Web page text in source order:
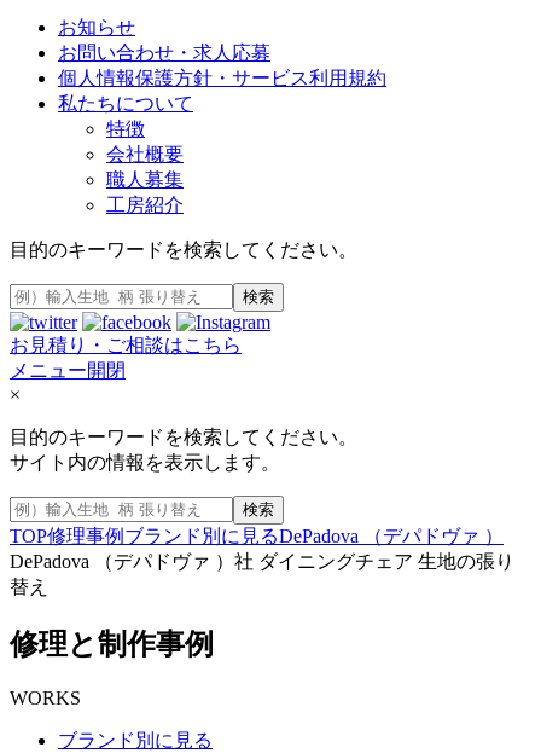
お知らせ
お問い合わせ・求人応募
個人情報保護方針・サービス利用規約
私たちについて
特徴
会社概要
職人募集
工房紹介
目的のキーワードを検索してください。
検索
お見積り・ご相談はこちら
メニュー開閉
×
目的のキーワードを検索してください。
サイト内の情報を表示します。
検索
TOP修理事例 ブランド別に見るDePadova （デパドヴァ ）
DePadova （デパドヴァ ）社 ダイニングチェア 生地の張り
替え
修理と制作事例
WORKS
ブランド別に見る